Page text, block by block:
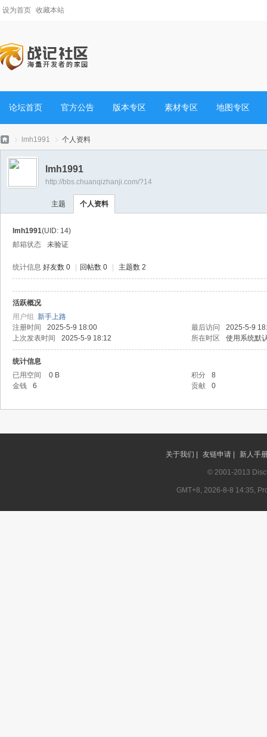
设为首页 收藏本站
论坛首页 官方公告 版本专区 素材专区 地图专区
›
lmh1991 个人资料
lmh1991
http://bbs.chuanqizhanji.com/?14
主题 个人资料
lmh1991(UID: 14)
邮箱状态
未验证
统计信息 好友数 0 回帖数 0 主题数 2
活跃概况
用户组 新手上路
注册时间
2025-5-9 18:00 最后访问
2025-5-9
上次发表时间
2025-5-9 18:12 所在时区 使用系统默
统计信息
已用空间
0 B 积分
8
金钱
6 贡献 0
关于我们 | 友链申请 | 新人手
© 2001-2013
GMT+8, 2026-8-8 14:35,